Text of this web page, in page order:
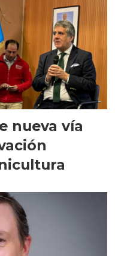
nueva vía